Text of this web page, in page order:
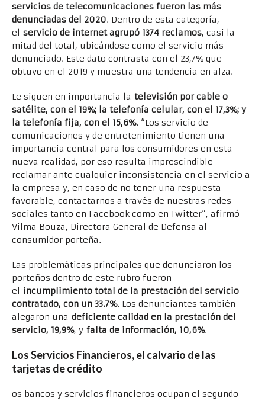
servicios de telecomunicaciones fueron las más
denunciadas del 2020. Dentro de esta categoría,
el servicio de internet agrupó 1374 reclamos, casi la
mitad del total, ubicándose como el servicio más
denunciado. Este dato contrasta con el 23,7% que
obtuvo en el 2019 y muestra una tendencia en alza.
Le siguen en importancia la televisión por cable o
satélite, con el 19%; la telefonía celular, con el 17,3%; y
la telefonía fija, con el 15,6%. “Los servicio de
comunicaciones y de entretenimiento tienen una
importancia central para los consumidores en esta
nueva realidad, por eso resulta imprescindible
reclamar ante cualquier inconsistencia en el servicio a
la empresa y, en caso de no tener una respuesta
favorable, contactarnos a través de nuestras redes
sociales tanto en Facebook como en Twitter”, afirmó
Vilma Bouza, Directora General de Defensa al
consumidor porteña.
Las problemáticas principales que denunciaron los
porteños dentro de este rubro fueron
el incumplimiento total de la prestación del servicio
contratado, con un 33.7%. Los denunciantes también
alegaron una deficiente calidad en la prestación del
servicio, 19,9%, y falta de información, 10,6%.
Los Servicios Financieros, el calvario de las
tarjetas de crédito
os bancos y servicios financieros ocupan el segundo